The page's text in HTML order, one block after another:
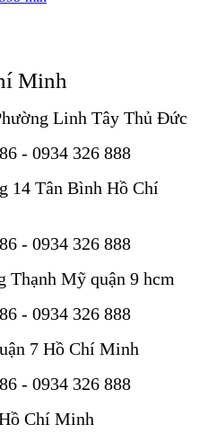
Minh
Linh Tây Thủ Đức
- 0934 326 888
14 Tân Bình Hồ Chí
- 0934 326 888
Thạnh Mỹ quận 9 hcm
- 0934 326 888
7 Hồ Chí Minh
- 0934 326 888
Chí Minh